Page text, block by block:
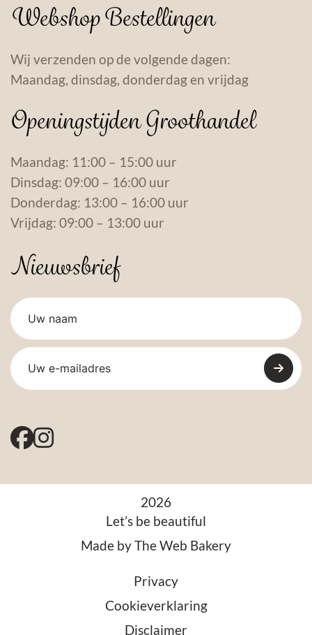
Webshop Bestellingen
Wij verzenden op de volgende dagen:
Maandag, dinsdag, donderdag en vrijdag
Openingstijden Groothandel
Maandag: 11:00 – 15:00 uur
Dinsdag: 09:00 – 16:00 uur
Donderdag: 13:00 – 16:00 uur
Vrijdag: 09:00 – 13:00 uur
Nieuwsbrief
2026
Let’s be beautiful
Made byThe Web Bakery
Privacy
Cookieverklaring
Disclaimer